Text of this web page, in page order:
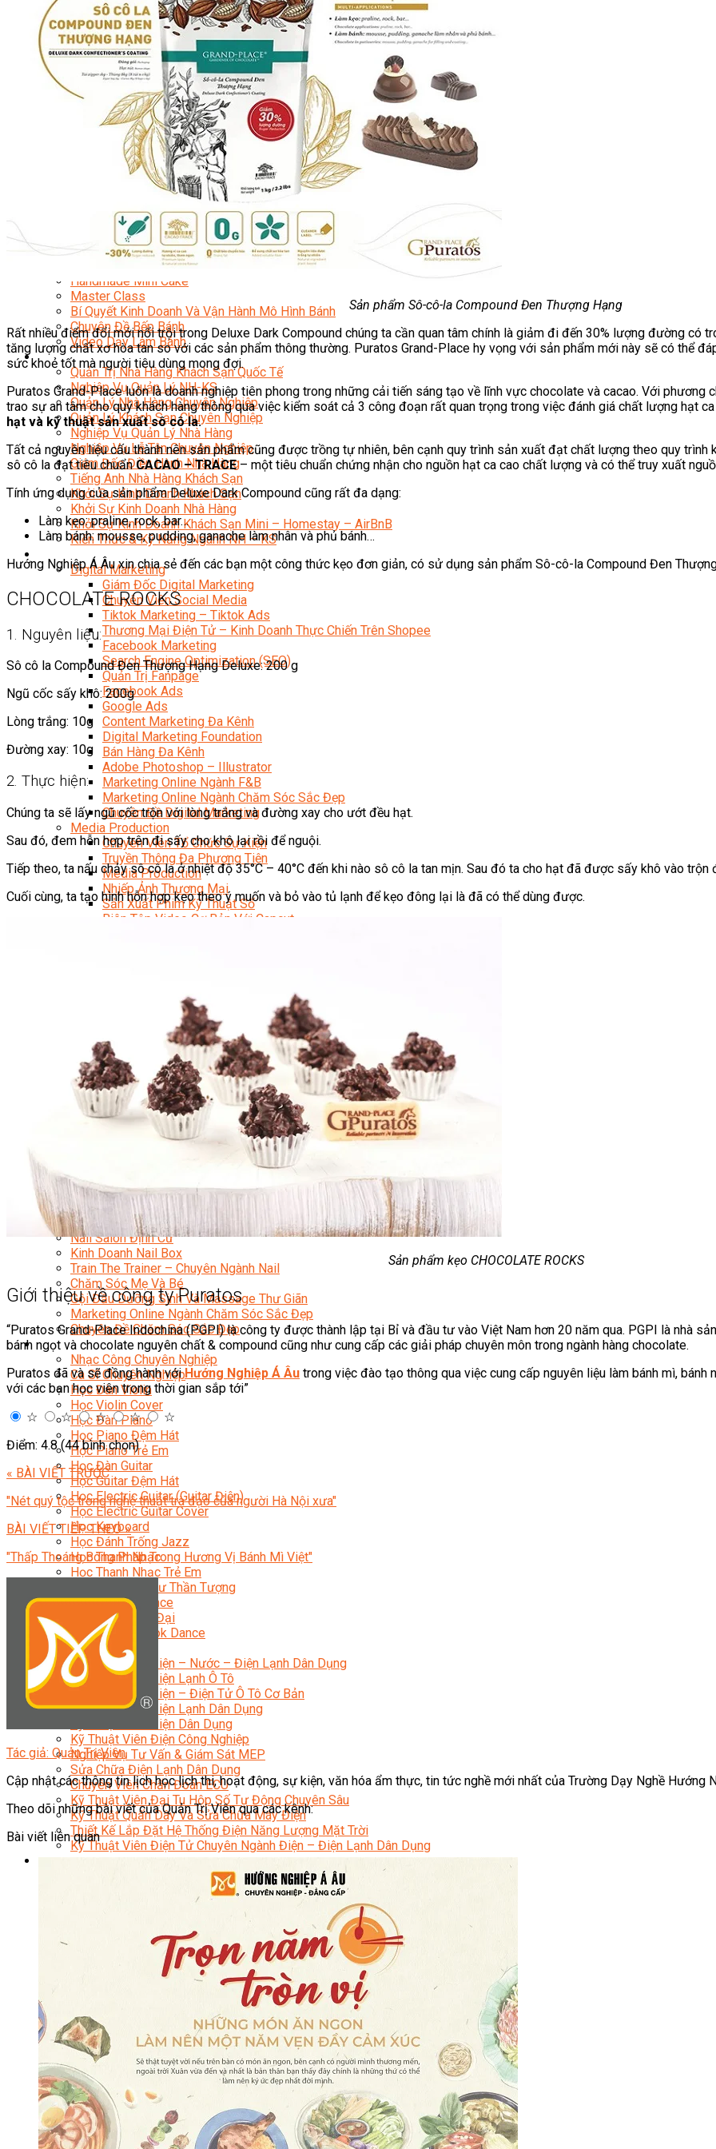
Kinh Doanh Mô Hình Đồ Uống Thịnh Hành
Kinh Doanh Chuỗi Và Nhượng Quyền
Tiếng Anh Chuyên Ngành Pha Chế
Học Làm Kem
Học Pha Chế Trà Sữa
Chuyên Đề Pha Chế
Video Dạy Pha Chế
Nghiệp Vụ Bếp Trưởng Bếp Bánh
Nghiệp Vụ Bếp Bánh Quốc Tế
Nghiệp Vụ Quản Lý Bếp Bánh
Nghiệp Vụ Bánh Kem
Bánh Mì Nâng Cao
Bánh Đài Loan
Bánh Ngắn Hạn
Bánh Kinh Doanh
Handmade Mini Cake
Master Class
Bí Quyết Kinh Doanh Và Vận Hành Mô Hình Bánh
Chuyên Đề Bếp Bánh
Video Dạy Làm Bánh
Quản Trị NHKS
Quản Trị Nhà Hàng Khách Sạn Quốc Tế
Nghiệp Vụ Quản Lý NH-KS
Quản Lý Nhà Hàng Chuyên Nghiệp
Quản Lý Khách Sạn Chuyên Nghiệp
Nghiệp Vụ Quản Lý Nhà Hàng
Nghiệp Vụ Lễ Tân Chuyên Nghiệp
Giám Đốc Điều Hành Nhà Hàng
Tiếng Anh Nhà Hàng Khách Sạn
Khởi Sự Kinh Doanh Khách Sạn
Khởi Sự Kinh Doanh Nhà Hàng
Khởi Sự Kinh Doanh Khách Sạn Mini – Homestay – AirBnB
Kiến Thức & Kỹ Năng Ngành NH – KS
Marketing
Digital Marketing
Giám Đốc Digital Marketing
Chuyên Viên Social Media
Tiktok Marketing – Tiktok Ads
Thương Mại Điện Tử – Kinh Doanh Thực Chiến Trên Shopee
Facebook Marketing
Search Engine Optimization (SEO)
Quản Trị Fanpage
Facebook Ads
Google Ads
Content Marketing Đa Kênh
Digital Marketing Foundation
Bán Hàng Đa Kênh
Adobe Photoshop – Illustrator
Marketing Online Ngành F&B
Marketing Online Ngành Chăm Sóc Sắc Đẹp
Chuyên Đề Digital Marketing
Media Production
Chuyên Viên Tổ Chức Sự Kiện
Truyền Thông Đa Phương Tiện
Media Production
Nhiếp Ảnh Thương Mại
Sản Xuất Phim Kỹ Thuật Số
Biên Tập Video Cơ Bản Với Capcut
Khởi Sự Kinh Doanh Spa và Salon
Kinh Doanh Chuỗi và Nhượng Quyền Spa, Salon
Chăm Sóc Và Điều Trị Da
Chuyên Viên Trang Điểm
Trang Điểm Cô Dâu
Phun Xăm Thẩm Mỹ
Kỹ Thuật Tạo Sợi Hairstroke
Barber Chuyên Nghiệp
Kỹ Thuật Chải Bới Tóc Chuyên Nghiệp
Quản Lý Hair Salon Chuyên Nghiệp
Nối Mi Chuyên Nghiệp
Quản Lý Nail Salon Chuyên Nghiệp
Kỹ Thuật Nhuộm – Uốn – Duỗi
Nail Salon Định Cư
Kinh Doanh Nail Box
Train The Trainer – Chuyên Ngành Nail
Chăm Sóc Mẹ Và Bé
Gội Đầu Dưỡng Sinh Và Massage Thư Giãn
Marketing Online Ngành Chăm Sóc Sắc Đẹp
Chuyên Đề Chăm Sóc Sắc Đẹp
Âm Nhạc
Nhạc Công Chuyên Nghiệp
Ca Sĩ Chuyên Nghiệp
Học Đàn Violin
Học Violin Cover
Học Đàn Piano
Học Piano Đệm Hát
Học Piano Trẻ Em
Học Đàn Guitar
Học Guitar Đệm Hát
Học Electric Guitar (Guitar Điện)
Học Electric Guitar Cover
Học Keyboard
Học Đánh Trống Jazz
Học Thanh Nhạc
Học Thanh Nhạc Trẻ Em
Học Hát Hay Như Thần Tượng
Học K-POP Dance
Học Nhảy Hiện Đại
Chuyên Đề Tiktok Dance
Kỹ Thuật – Công Nghệ
Kỹ Thuật Viên Điện – Nước – Điện Lạnh Dân Dụng
Kỹ Thuật Viên Điện Lạnh Ô Tô
Kỹ Thuật Viên Điện – Điện Tử Ô Tô Cơ Bản
Kỹ Thuật Viên Điện Lạnh Dân Dụng
Kỹ Thuật Viên Điện Dân Dụng
Kỹ Thuật Viên Điện Công Nghiệp
Nghiệp Vụ Tư Vấn & Giám Sát MEP
Sửa Chữa Điện Lạnh Dân Dụng
Chuyên Viên Chẩn Đoán ECU
Kỹ Thuật Viên Đại Tu Hộp Số Tự Động Chuyên Sâu
Kỹ Thuật Quấn Dây Và Sửa Chữa Máy Điện
Thiết Kế Lắp Đặt Hệ Thống Điện Năng Lượng Mặt Trời
Kỹ Thuật Viên Điện Tử Chuyên Ngành Điện – Điện Lạnh Dân Dụng
Ngành Khác
Quản Trị & Phát Triển Doanh Nghiệp
Giám Đốc Nhân Sự Chuyên Nghiệp
Quản Lý Cấp Trung Chuyên Nghiệp
Chuyên Viên Quản Trị Vận Hành Hệ Thống
An Ninh Mạng (Network Security)
Chuyên Viên Quản Trị Hệ Thống Và An Ninh Mạng
Quản Trị Hệ Thống Linux
Quản Trị Vận Hành Microsoft Azure
Data Analyst (Phân Tích Dữ Liệu)
Data Visualization (Trực Quan Hóa Dữ Liệu)
Data System (Quản Trị Dữ Liệu)
Chuyên Viên Lập Trình (Full Stack)
Chuyên Viên Lập Trình Website (Full Stack)
Chuyên Viên Lập Trình Mobile (Full Stack)
Software Testing
Trọn Bộ Công Cụ AI Văn Phòng
Trọn Bộ Công Cụ AI Ứng Dụng Giảng Dạy
Sản phẩm Sô-cô-la Compound Đen Thượng Hạng
Rất nhiều điểm đổi mới nổi trội trong Deluxe Dark Compound chúng ta cần quan tâm chính là giảm đi đến 30% lượng đường có
tăng lượng chất xơ hòa tan so với các sản phẩm thông thường. Puratos Grand-Place hy vọng với sản phẩm mới này sẽ có thể
sức khoẻ tốt mà người tiêu dùng mong đợi.
Puratos Grand-Place luôn là doanh nghiệp tiên phong trong những cải tiến sáng tạo về lĩnh vực chocolate và cacao. Với
trao sự an tâm cho quý khách hàng thông qua việc kiểm soát cả 3 công đoạn rất quan trọng trong việc đánh giá chất lượng hạt
hạt và kỹ thuật sản xuất sô cô la.
Tất cả nguyên liệu cấu thành nên sản phẩm cũng được trồng tự nhiên, bên cạnh quy trình sản xuất đạt chất lượng theo quy trình
sô cô la đạt tiêu chuẩnCACAO – TRACE– một tiêu chuẩn chứng nhận cho nguồn hạt ca cao chất lượng và có thể truy xuất
Tính ứng dụng của sản phẩm Deluxe Dark Compound cũng rất đa dạng:
Làm kẹo: praline, rock, bar…
Làm bánh: mousse, pudding, ganache làm nhân và phủ bánh…
Hướng Nghiệp Á Âu xin chia sẻ đến các bạn một công thức kẹo đơn giản, có sử dụng sản phẩm Sô-cô-la Compound Đen
CHOCOLATE ROCKS
1. Nguyên liệu:
Sô cô la Compound Đen Thượng Hạng Deluxe: 200 g
Ngũ cốc sấy khô: 200g
Lòng trắng: 10g
Đường xay: 10g
2. Thực hiện:
Chúng ta sẽ lấy ngũ cốc trộn với lòng trắng và đường xay cho ướt đều hạt.
Sau đó, đem hỗn hợp trên đi sấy cho khô lại rồi để nguội.
Tiếp theo, ta nấu chảy sô cô la ở nhiệt độ 35°C – 40°C đến khi nào sô cô la tan mịn. Sau đó ta cho hạt đã được sấy khô vào trộn
Cuối cùng, ta tạo hình hỗn hợp kẹo theo ý muốn và bỏ vào tủ lạnh để kẹo đông lại là đã có thể dùng được.
Sản phẩm kẹo CHOCOLATE ROCKS
Giới thiệu về công ty Puratos
“Puratos Grand-Place Indochina (PGPI) là công ty được thành lập tại Bỉ và đầu tư vào Việt Nam hơn 20 năm qua. PGPI là nhà
bánh ngọt và chocolate nguyên chất & compound cũng như cung cấp các giải pháp chuyên môn trong ngành hàng chocolate.
Puratos đã và sẽ đồng hành vớiHướng Nghiệp Á Âu trong việc đào tạo thông qua việc cung cấp nguyên liệu làm bánh mì,
với các bạn học viên trong thời gian sắp tới”
☆
☆ ☆ ☆
☆
Điểm: 4.8 (44 bình chọn)
« BÀI VIẾT TRƯỚC
"Nét quý tộc trong nghệ thuật trà đạo của người Hà Nội xưa"
BÀI VIẾT TIẾP THEO »
"Thấp Thoáng Bóng Pháp Trong Hương Vị Bánh Mì Việt"
Tác giả: Quản Trị Viên
Cập nhật các thông tin lịch học lịch thi, hoạt động, sự kiện, văn hóa ẩm thực, tin tức nghề mới nhất của Trường Dạy Nghề Hướng
Theo dõi những bài viết của Quản Trị Viên qua các kênh:
Bài viết liên quan